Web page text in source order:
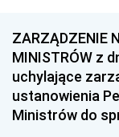
ZARZĄDZENIE
MINISTRÓW z
uchylające
ustanowienia
Ministrów do